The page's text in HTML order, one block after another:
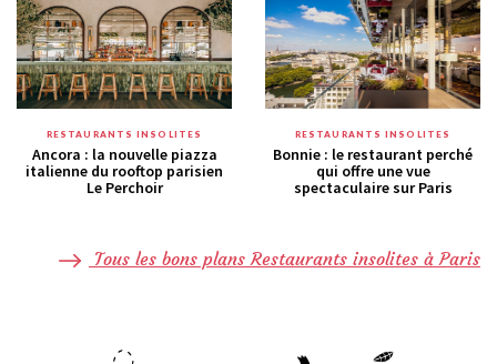
RESTAURANTS INSOLITES
Ancora : la nouvelle piazza
italienne du rooftop parisien
Le Perchoir
RESTAURANTS INSOLITES
Bonnie : le restaurant perché
qui offre une vue
spectaculaire sur Paris
Tous les bons plans Restaurants insolites à Paris